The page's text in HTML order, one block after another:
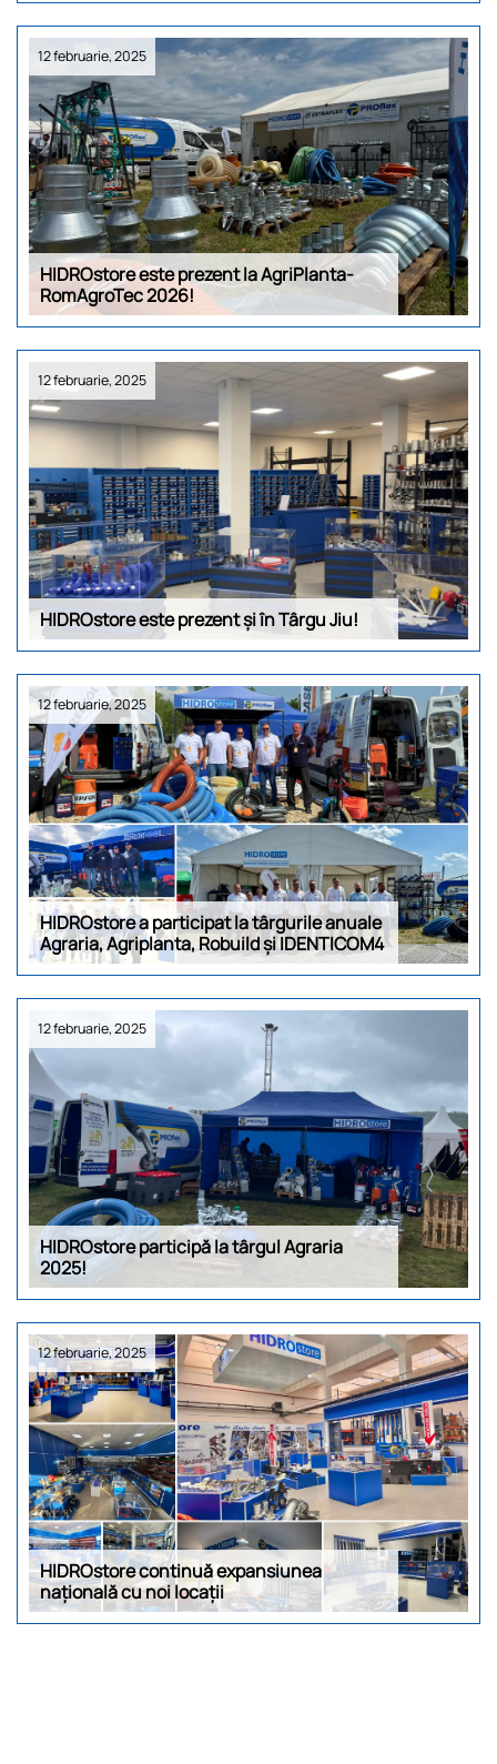
12 februarie, 2025
HIDROstore este prezent la AgriPlanta-
RomAgroTec 2026!
12 februarie, 2025
HIDROstore este prezent și în Târgu Jiu!
12 februarie, 2025
HIDROstore a participat la târgurile anuale
Agraria, Agriplanta, Robuild și IDENTICOM4
12 februarie, 2025
HIDROstore participă la târgul Agraria
2025!
12 februarie, 2025
HIDROstore continuă expansiunea
națională cu noi locații